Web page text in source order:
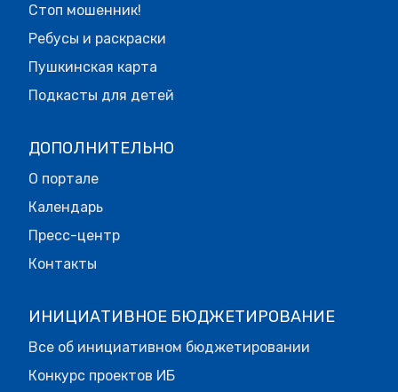
Стоп мошенник!
Ребусы и раскраски
Пушкинская карта
Подкасты для детей
ДОПОЛНИТЕЛЬНО
О портале
Календарь
Пресс-центр
Контакты
ИНИЦИАТИВНОЕ БЮДЖЕТИРОВАНИЕ
Все об инициативном бюджетировании
Конкурс проектов ИБ